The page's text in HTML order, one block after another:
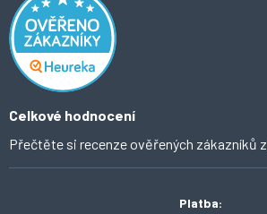
Domácí vychytávky
O Ahomi
Obchodní podmínky
Ochrana osobních údajů
Celkové hodnocení
Přečtěte si recenze ověřených zákazníků z
Platba: